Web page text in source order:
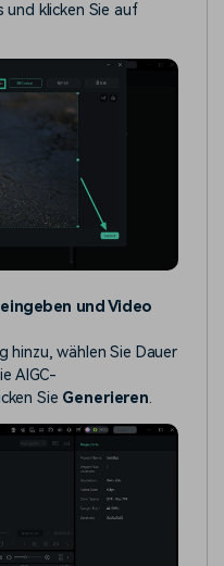
klicken Sie auf
und Video
hinzu, wählen Sie Dauer
AIGC-
Sie Generieren.